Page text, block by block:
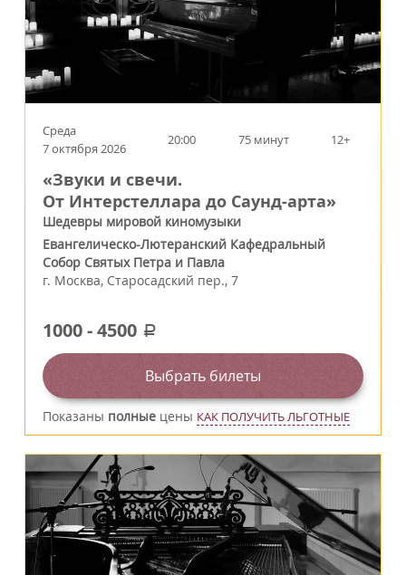
Среда
7 октября 2026
20:00 75 минут 12+
«Звуки и свечи.
От Интерстеллара до Саунд-арта»
Шедевры мировой киномузыки
Евангелическо-Лютеранский Кафедральный
Собор Святых Петра и Павла
г. Москва, Старосадский пер., 7
1000-4500 a
Выбрать билеты
Показаны полные цены КАК ПОЛУЧИТЬ ЛЬГОТНЫЕ